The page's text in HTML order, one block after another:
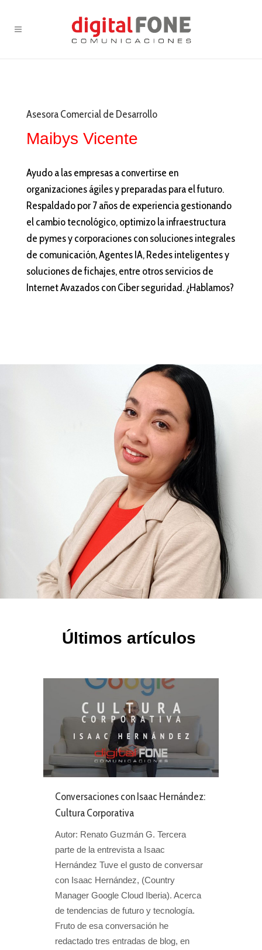
Asesora Comercial de Desarrollo
Maibys Vicente
Ayudo a las empresas a convertirse en
organizaciones ágiles y preparadas para el futuro.
Respaldado por 7 años de experiencia gestionando
el cambio tecnológico, optimizo la infraestructura
de pymes y corporaciones con soluciones integrales
de comunicación, Agentes IA, Redes inteligentes y
soluciones de fichajes, entre otros servicios de
Internet Avazados con Ciber seguridad. ¿Hablamos?
Últimos artículos
Conversaciones con Isaac Hernández:
Cultura Corporativa
Autor: Renato Guzmán G. Tercera
parte de la entrevista a Isaac
Hernández Tuve el gusto de conversar
con Isaac Hernández, (Country
Manager Google Cloud Iberia). Acerca
de tendencias de futuro y tecnología.
Fruto de esa conversación he
redactado tres entradas de blog, en